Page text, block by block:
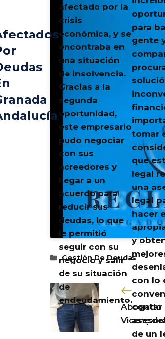
afectado por la
crisis
económica, y se
encontraba en
una situación
de insolvencia.
Gracias a la
segunda
oportunidad,
este empresario
pudo negociar
con sus
acreedores y
llegar a un
acuerdo para
reducir sus
deudas, lo que
le permitió
seguir con su
negocio y salir
de su situación
de
endeudamiento.
para
gente
tomar
que
legal
una
legal
hacer
y
con lo
contar
de un
Categorías
Gestión De Deudas
Abogado
Vicenç